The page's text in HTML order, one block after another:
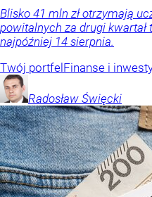
Blisko 41 mln zł otrzymają
powitalnych za drugi kwartał
najpóźniej 14 sierpnia.
Twój portfel Finanse i
Radosław Święcki